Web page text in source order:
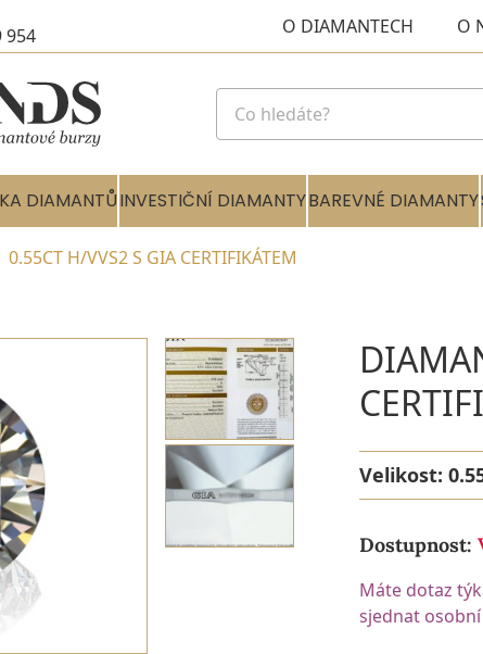
954 O DIAMANTECH O
DIAMANTŮINVESTIČNÍ DIAMANTYBAREVNÉ DIAMANTY
0.55CT H/VVS2 S GIA CERTIFIKÁTEM
Velikost:
Dostupnost:
Máte dotaz
sjednat